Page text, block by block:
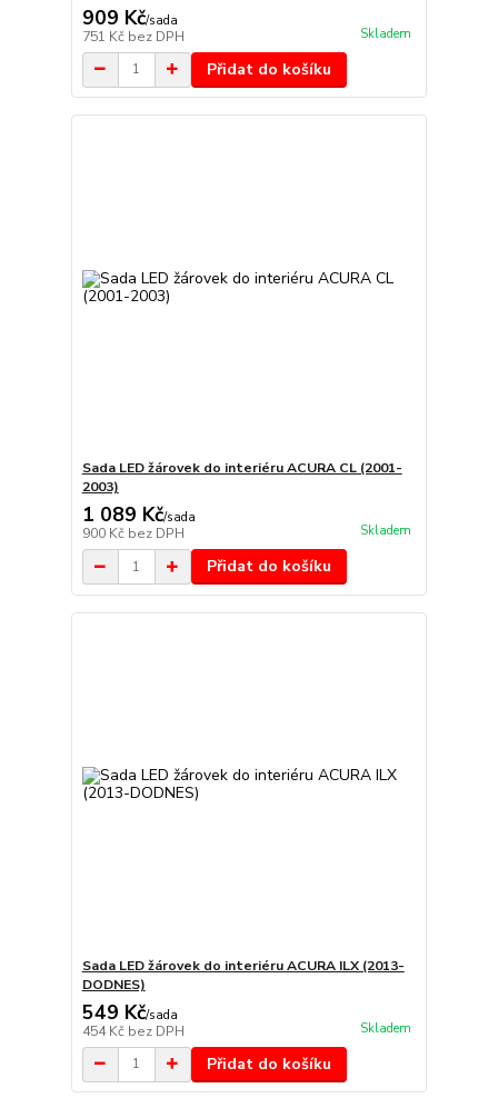
909 Kč/sada
751 Kč bez DPH Skladem
Přidat do košíku
Sada LED žárovek do interiéru ACURA CL (2001-
2003)
1 089 Kč/sada
900 Kč bez DPH Skladem
Přidat do košíku
Sada LED žárovek do interiéru ACURA ILX (2013-
DODNES)
549 Kč/sada
454 Kč bez DPH Skladem
Přidat do košíku